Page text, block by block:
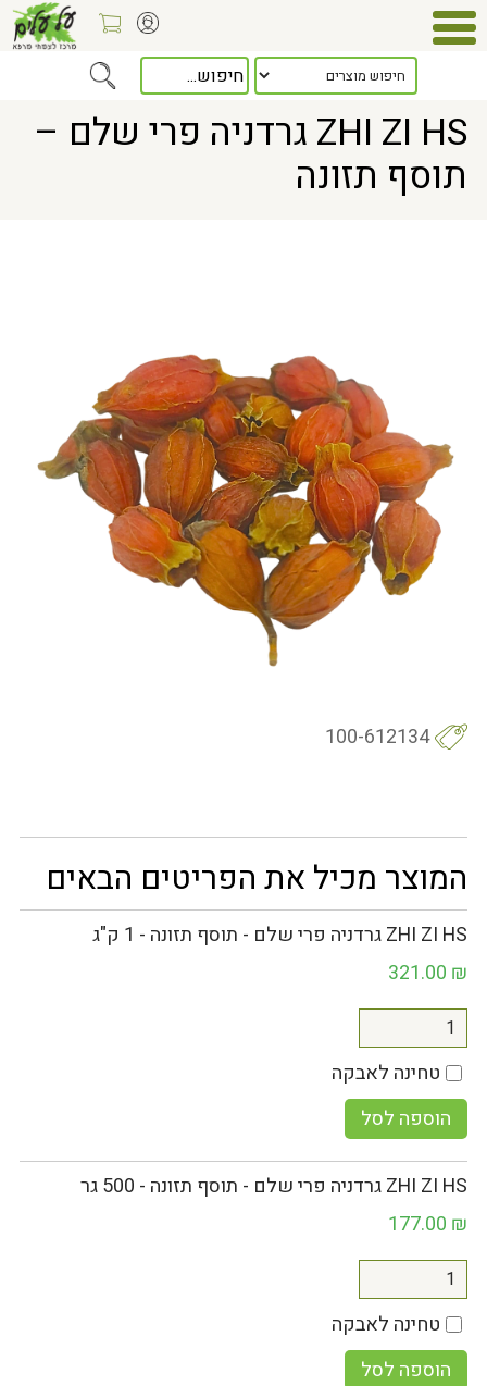
Home> ZHI ZI HS גרדניה פרי שלם – תוסף תזונה
ZHI ZI HS גרדניה פרי שלם –
תוסף תזונה
100-612134
המוצר מכיל את הפריטים הבאים
ZHI ZI HS גרדניה פרי שלם - תוסף תזונה - 1 ק"ג
321.00 ₪
טחינה לאבקה
הוספה לסל
ZHI ZI HS גרדניה פרי שלם - תוסף תזונה - 500 גר
177.00 ₪
טחינה לאבקה
הוספה לסל